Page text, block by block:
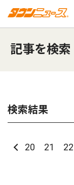
記事を検索
検索結果
20 21 22